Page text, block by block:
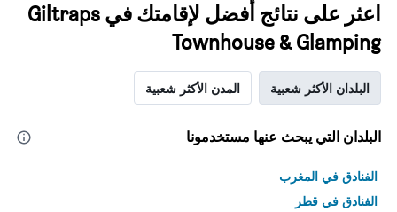
اعثر على نتائج أفضل لإقامتك في Giltraps
Townhouse & Glamping
البلدان الأكثر شعبية المدن الأكثر شعبية
البلدان التي يبحث عنها مستخدمونا
الفنادق في المغرب
الفنادق في قطر